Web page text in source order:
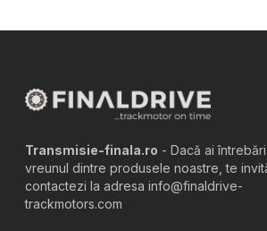
Transmisie-finala.ro - Dacă ai
vreunul dintre produsele noastre, te
contactezi la adresa info@finaldrive-
trackmotors.com